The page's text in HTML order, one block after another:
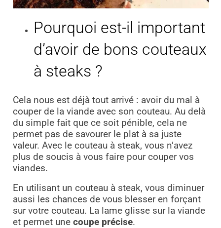
Pourquoi est-il important
d’avoir de bons couteaux
à steaks ?
Cela nous est déjà tout arrivé : avoir du mal à
couper de la viande avec son couteau. Au delà
du simple fait que ce soit pénible, cela ne
permet pas de savourer le plat à sa juste
valeur. Avec le couteau à steak, vous n’avez
plus de soucis à vous faire pour couper vos
viandes.
En utilisant un couteau à steak, vous diminuer
aussi les chances de vous blesser en forçant
sur votre couteau. La lame glisse sur la viande
et permet une coupe précise.